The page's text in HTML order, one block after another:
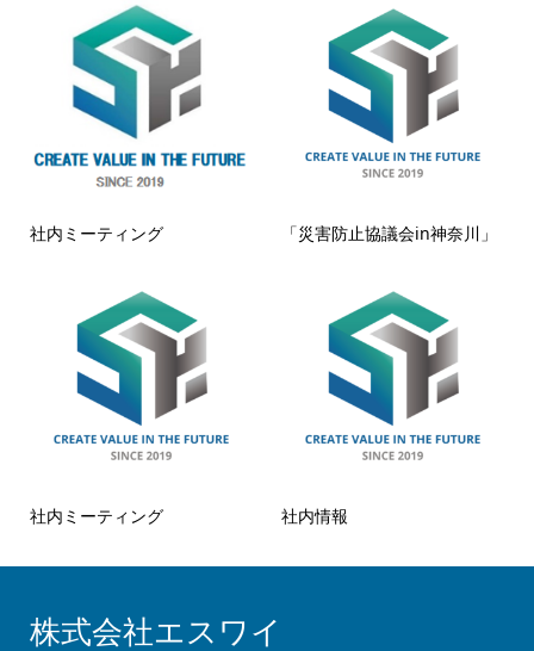
社内ミーティング 「災害防止協議会in神奈川」
社内ミーティング 社内情報
株式会社エスワイ